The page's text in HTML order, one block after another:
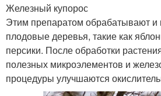
Железный купорос
Этим препаратом обрабатывают
плодовые деревья, такие как
персики. После обработки
полезных микроэлементов и
процедуры улучшаются